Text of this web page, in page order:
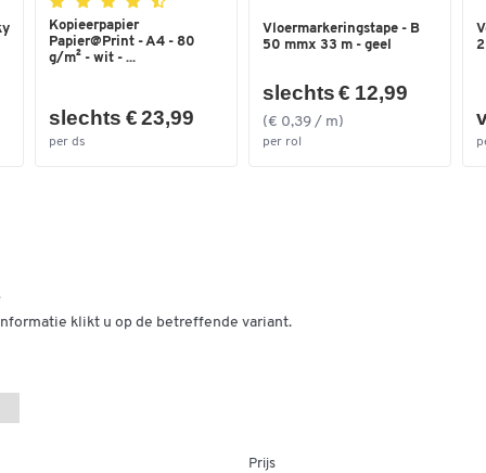
Breedte (mm) 650
Kopieerpapier
Papier@Print - A4 - 80
g/m² - wit - ...
slechts € 23,99
per ds
Vloermarkeringstape - B
50 mmx 33 m - geel
slechts € 12,99
(€ 0,39 / m)
per rol
klikt u op de betreffende variant.
Prijs